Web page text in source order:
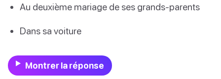
Au deuxième mariage de ses grands-parents
Dans sa voiture
Montrer la réponse